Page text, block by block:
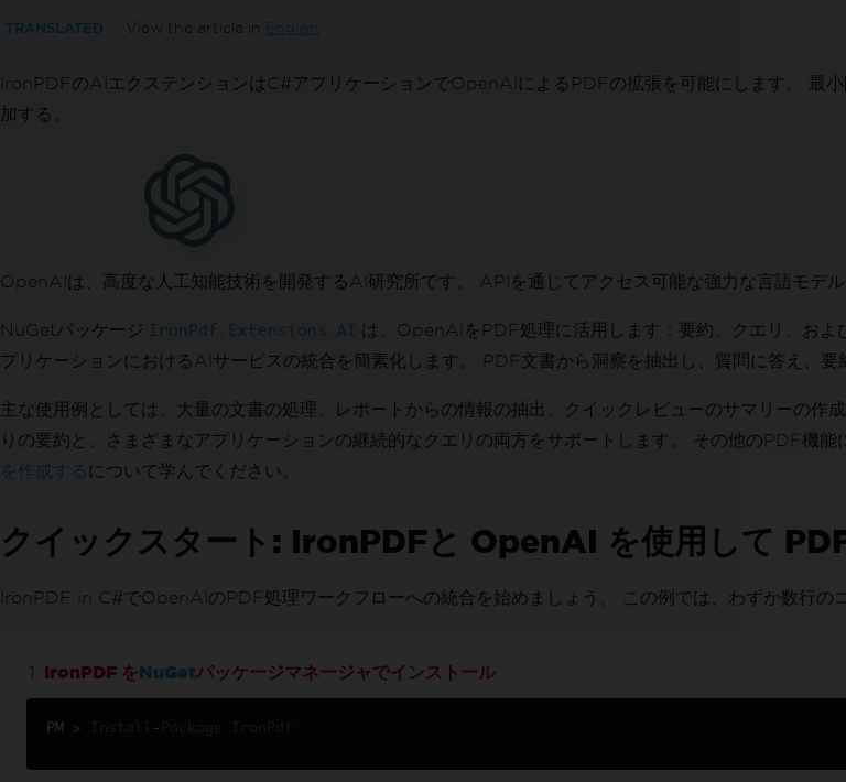
HTMLファイルからPDF
HTML ZIPファイルからのPDF
PDFからの画像
RTFをPDFに変換
MDをPDFに変換
XMLをPDFに変換
PDF to SVG
動的ウェブページをPDFへ
XAML を PDF に（MAUI）
PDFレポートを生成
BlazorサーバーでPDFを作成
CSHTMLをPDFに (Razor Pages)
CSHTMLからPDFへ（MVC Core）
CSHTMLからPDF（ヘッドレスで）
TLSウェブサイト & システムログイン
PDFを線形化する
TRANSLATED View the article in English
IronPDFのAIエクステンションはC#アプリケーションでOpenAIによるPDFの拡張を可能にします。
加する。
OpenAIは、高度な人工知能技術を開発するAI研究所です。 APIを通じてアクセス可能な強力な言語モデ
NuGetパッケージ IronPdf.Extensions.AI は、OpenAIをPDF処理に活用します：要約、クエリ、お
プリケーションにおけるAIサービスの統合を簡素化します。 PDF文書から洞察を抽出し、質問に答え、要
主な使用例としては、大量の文書の処理、レポートからの情報の抽出、クイックレビューのサマリーの作
りの要約と、さまざまなアプリケーションの継続的なクエリの両方をサポートします。 その他のPDF機能
を作成する について学んでください。
クイックスタート: IronPDFと OpenAI を使用して
IronPDF in C#でOpenAIのPDF処理ワークフローへの統合を始めましょう。 この例では、わずか数行の
IronPDF をNuGetパッケージマネージャでインストール
PM > Install - Package IronPdf